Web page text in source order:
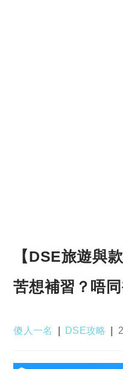
【DSE旅遊與
苦想補習？唔
Post
傻人一名
Post
DSE攻略